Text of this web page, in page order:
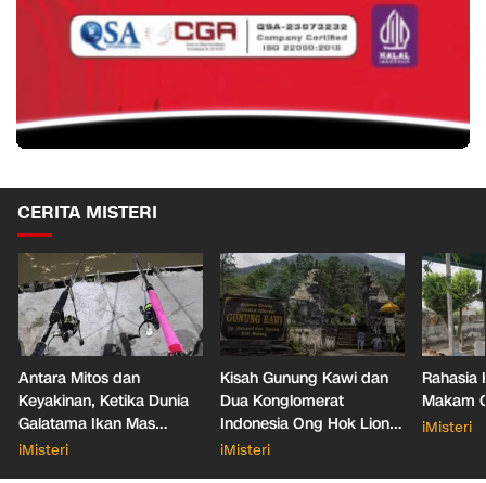
CERITA MISTERI
Antara Mitos dan
Keyakinan, Ketika Dunia
Galatama Ikan Mas
Bersentuhan dengan Hal
iMisteri
Kisah Gunung Kawi dan
Dua Konglomerat
Indonesia Ong Hok Liong
hingga Liem Sioe Liong
iMisteri
Rahasia
Makam
iMisteri